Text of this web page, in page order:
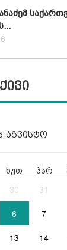
აგვისტო
ხუთ პარ
30 31
6 7
13 14